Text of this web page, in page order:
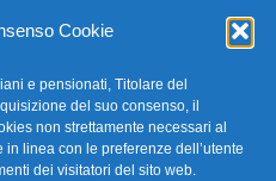
Cookie
e pensionati, Titolare del
del suo consenso, il
non strettamente necessari al
linea con le preferenze dell’utente
dei visitatori del sito web.